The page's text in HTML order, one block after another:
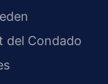
del Condado